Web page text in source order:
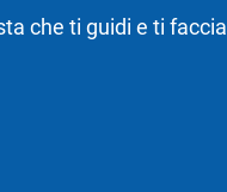
che ti guidi e ti faccia